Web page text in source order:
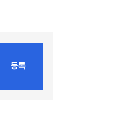
등록